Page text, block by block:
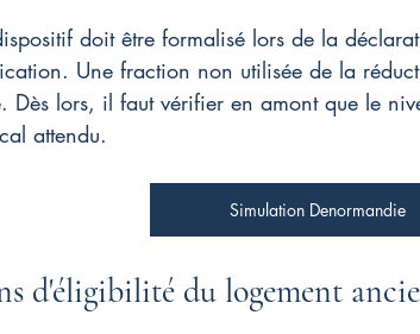
doit être formalisé lors de la
Une fraction non utilisée de la
Dès lors, il faut vérifier en amont que le
attendu.
Simulation Denormandie
d'éligibilité du logement